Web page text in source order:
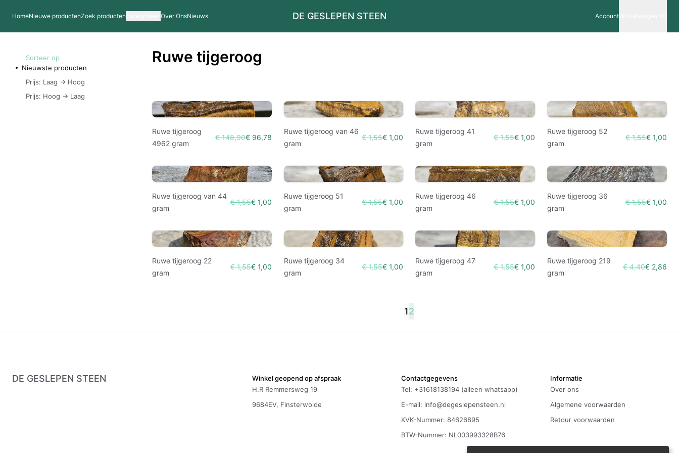
HomeNieuwe productenZoek producten Over OnsNieuws DE GESLEPEN STEEN Account
Sorteer op
Nieuwste producten
Prijs: Laag -> Hoog
Prijs: Hoog -> Laag
Ruwe tijgeroog
Ruwe tijgeroog
4962 gram
€ 148,90€ 96,78
Ruwe tijgeroog van 46
gram
€ 1,55€ 1,00
Ruwe tijgeroog 41
gram
€ 1,55€ 1,00
Ruwe tijgeroog 52
gram
€ 1,55€ 1,00
Ruwe tijgeroog van 44
gram
€ 1,55€ 1,00
Ruwe tijgeroog 51
gram
€ 1,55€ 1,00
Ruwe tijgeroog 46
gram
€ 1,55€ 1,00
Ruwe tijgeroog 36
gram
€ 1,55€ 1,00
Ruwe tijgeroog 22
gram
€ 1,55€ 1,00
Ruwe tijgeroog 34
gram
€ 1,55€ 1,00
Ruwe tijgeroog 47
gram
€ 1,55€ 1,00
Ruwe tijgeroog 219
gram
€ 4,40€ 2,86
12
DE GESLEPEN STEEN
Winkel geopend op afspraak
H.R Remmersweg 19
9684EV, Finsterwolde
Contactgegevens
Tel: +31618138194 (alleen whatsapp)
E-mail: info@degeslepensteen.nl
KVK-Nummer: 84626895
BTW-Nummer: NL003993328B76
Informatie
Over ons
Algemene voorwaarden
Retour voorwaarden